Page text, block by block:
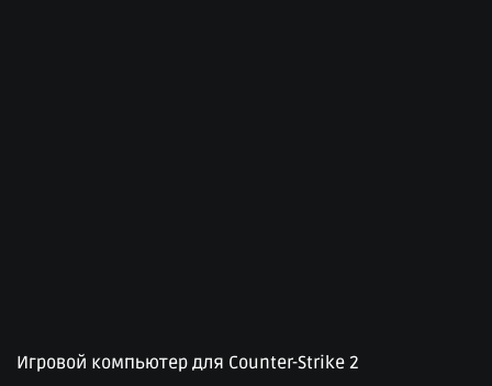
Игровой компьютер для Counter-Strike 2